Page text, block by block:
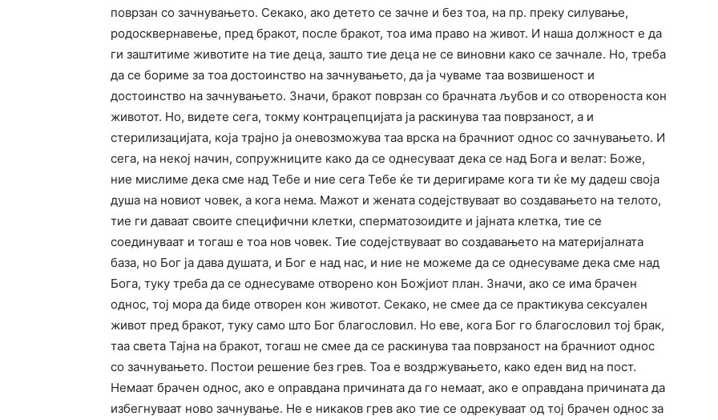
поврзан со зачнувањето. Секако, ако детето се зачне и без тоа, на пр. преку силување,
родосквернавење, пред бракот, после бракот, тоа има право на живот. И наша должност е да
ги заштитиме животите на тие деца, зашто тие деца не се виновни како се зачнале. Но, треба
да се бориме за тоа достоинство на зачнувањето, да ја чуваме таа возвишеност и
достоинство на зачнувањето. Значи, бракот поврзан со брачната љубов и со отвореноста кон
животот. Но, видете сега, токму контрацепцијата ја раскинува таа поврзаност, а и
стерилизацијата, која трајно ја оневозможува таа врска на брачниот однос со зачнувањето. И
сега, на некој начин, сопружниците како да се однесуваат дека се над Бога и велат: Боже,
ние мислиме дека сме над Тебе и ние сега Тебе ќе ти деригираме кога ти ќе му дадеш своја
душа на новиот човек, а кога нема. Мажот и жената содејствуваат во создавањето на телото,
тие ги даваат своите специфични клетки, сперматозоидите и јајната клетка, тие се
соединуваат и тогаш е тоа нов човек. Тие содејствуваат во создавањето на материјалната
база, но Бог ја дава душата, и Бог е над нас, и ние не можеме да се однесуваме дека сме над
Бога, туку треба да се однесуваме отворено кон Божјиот план. Значи, ако се има брачен
однос, тој мора да биде отворен кон животот. Секако, не смее да се практикува сексуален
живот пред бракот, туку само што Бог благословил. Но еве, кога Бог го благословил тој брак,
таа света Тајна на бракот, тогаш не смее да се раскинува таа поврзаност на брачниот однос
со зачнувањето. Постои решение без грев. Тоа е воздржувањето, како еден вид на пост.
Немаат брачен однос, ако е оправдана причината да го немаат, ако е оправдана причината да
избегнуваат ново зачнување. Не е никаков грев ако тие се одрекуваат од тој брачен однос за